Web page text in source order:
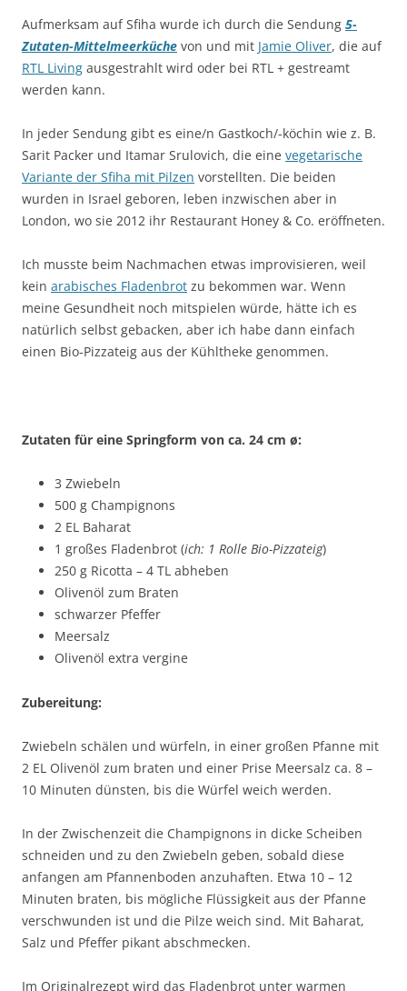
Aufmerksam auf Sfiha wurde ich durch die Sendung 5-
Zutaten-Mittelmeerküche von und mit Jamie Oliver, die auf
RTL Living ausgestrahlt wird oder bei RTL + gestreamt
werden kann.
In jeder Sendung gibt es eine/n Gastkoch/-köchin wie z. B.
Sarit Packer und Itamar Srulovich, die eine vegetarische
Variante der Sfiha mit Pilzen vorstellten. Die beiden
wurden in Israel geboren, leben inzwischen aber in
London, wo sie 2012 ihr Restaurant Honey & Co. eröffneten.
Ich musste beim Nachmachen etwas improvisieren, weil
kein arabisches Fladenbrot zu bekommen war. Wenn
meine Gesundheit noch mitspielen würde, hätte ich es
natürlich selbst gebacken, aber ich habe dann einfach
einen Bio-Pizzateig aus der Kühltheke genommen.
Zutaten für eine Springform von ca. 24 cm ø:
3 Zwiebeln
500 g Champignons
2 EL Baharat
1 großes Fladenbrot (ich: 1 Rolle Bio-Pizzateig)
250 g Ricotta – 4 TL abheben
Olivenöl zum Braten
schwarzer Pfeffer
Meersalz
Olivenöl extra vergine
Zubereitung:
Zwiebeln schälen und würfeln, in einer großen Pfanne mit
2 EL Olivenöl zum braten und einer Prise Meersalz ca. 8 –
10 Minuten dünsten, bis die Würfel weich werden.
In der Zwischenzeit die Champignons in dicke Scheiben
schneiden und zu den Zwiebeln geben, sobald diese
anfangen am Pfannenboden anzuhaften. Etwa 10 – 12
Minuten braten, bis mögliche Flüssigkeit aus der Pfanne
verschwunden ist und die Pilze weich sind. Mit Baharat,
Salz und Pfeffer pikant abschmecken.
Im Originalrezept wird das Fladenbrot unter warmen